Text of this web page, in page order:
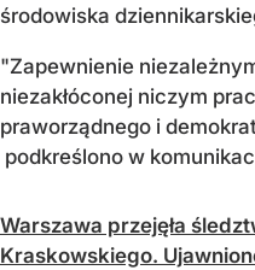
środowiska
"Zapewnienie
niezakłóconej niczym
praworządnego i
podkreślono w
Warszawa przejęła
Kraskowskiego.